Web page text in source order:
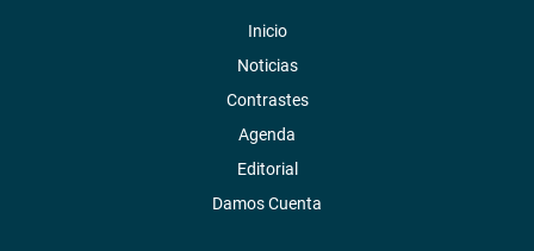
Inicio
Noticias
Contrastes
Agenda
Editorial
Damos Cuenta